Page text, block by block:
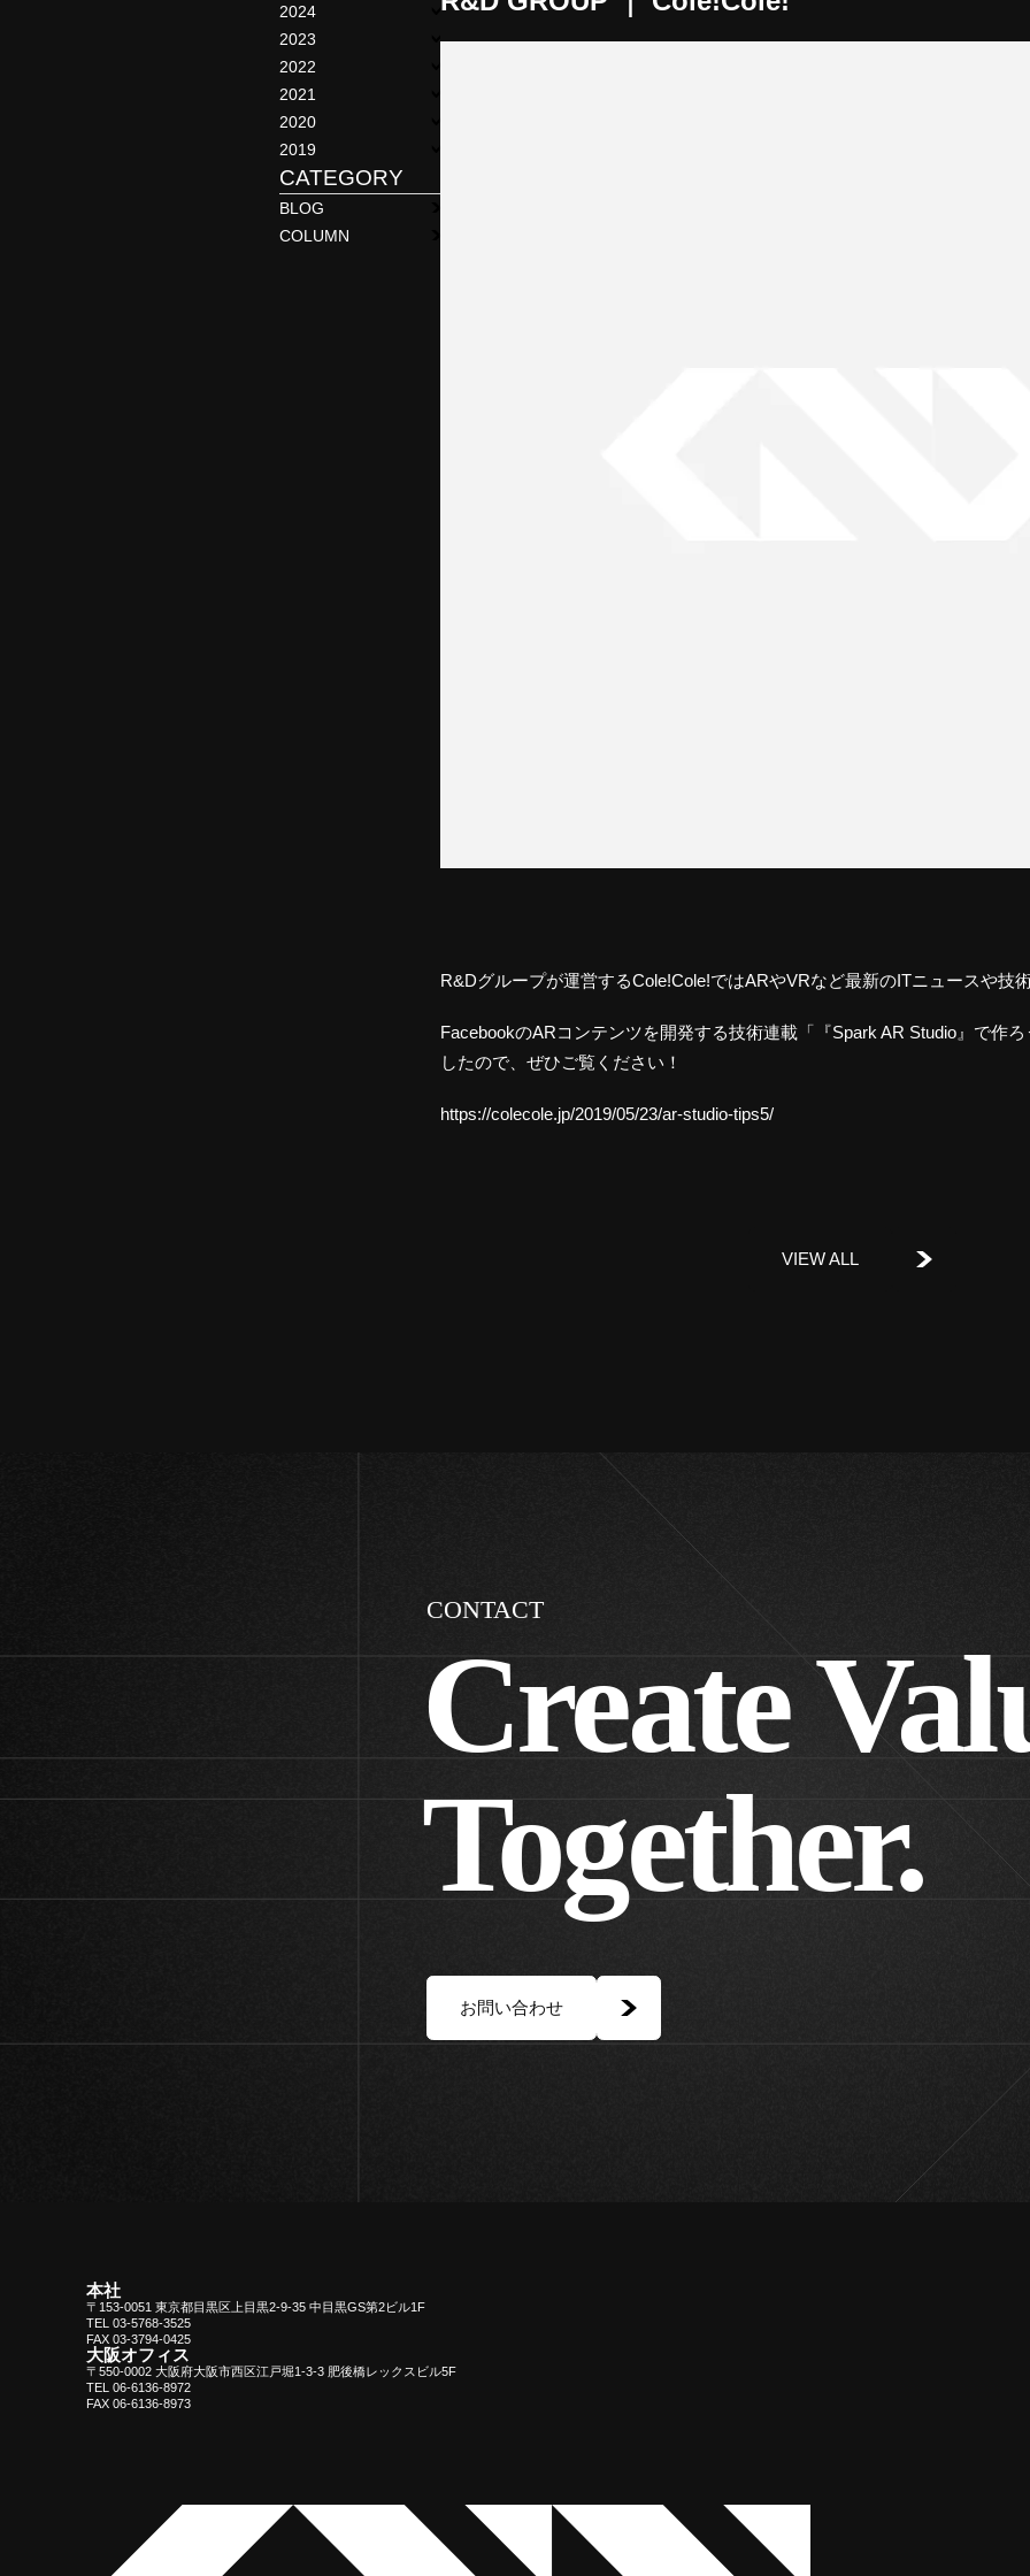
2024
2023
2022
2021
2020
2019
CATEGORY
BLOG
COLUMN
R&Dグループが運営するCole!Cole!ではARやVRなど最新のITニュースや技
FacebookのARコンテンツを開発する技術連載「『Spark AR Studio』で作
したので、ぜひご覧ください！
https://colecole.jp/2019/05/23/ar-studio-tips5/
VIEW ALL
CONTACT
Create
Together.
お問い合わせ
本社
〒153-0051 東京都目黒区上目黒2-9-35 中目黒GS第2ビル1F
TEL 03-5768-3525
FAX 03-3794-0425
大阪オフィス
〒550-0002 大阪府大阪市西区江戸堀1-3-3 肥後橋レックスビル5F
TEL 06-6136-8972
FAX 06-6136-8973